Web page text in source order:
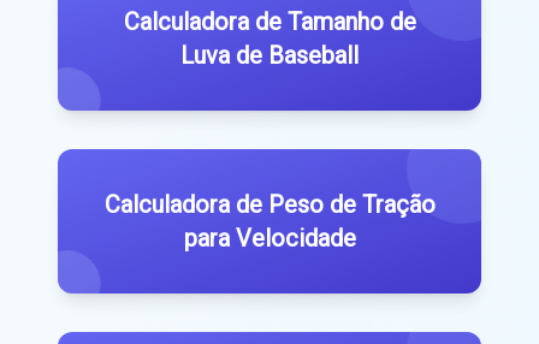
Calculadora de Tamanho de
Luva de Baseball
Calculadora de Peso de Tração
para Velocidade